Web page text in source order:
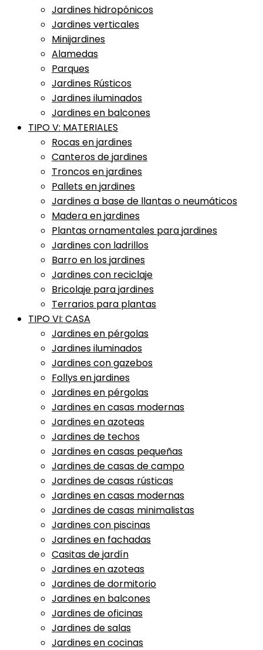
Jardines hidropónicos
Jardines verticales
Minijardines
Alamedas
Parques
Jardines Rústicos
Jardines iluminados
Jardines en balcones
TIPO V: MATERIALES
Rocas en jardines
Canteros de jardines
Troncos en jardines
Pallets en jardines
Jardines a base de llantas o neumáticos
Madera en jardines
Plantas ornamentales para jardines
Jardines con ladrillos
Barro en los jardines
Jardines con reciclaje
Bricolaje para jardines
Terrarios para plantas
TIPO VI: CASA
Jardines en pérgolas
Jardines iluminados
Jardines con gazebos
Follys en jardines
Jardines en pérgolas
Jardines en casas modernas
Jardines en azoteas
Jardines de techos
Jardines en casas pequeñas
Jardines de casas de campo
Jardines de casas rústicas
Jardines en casas modernas
Jardines de casas minimalistas
Jardines con piscinas
Jardines en fachadas
Casitas de jardín
Jardines en azoteas
Jardines de dormitorio
Jardines en balcones
Jardines de oficinas
Jardines de salas
Jardines en cocinas